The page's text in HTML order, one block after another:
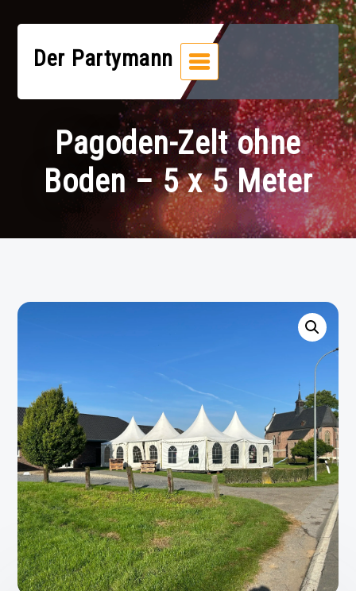
Inhalt
springenDer Partymann
Pagoden-Zelt ohne
Boden – 5 x 5 Meter